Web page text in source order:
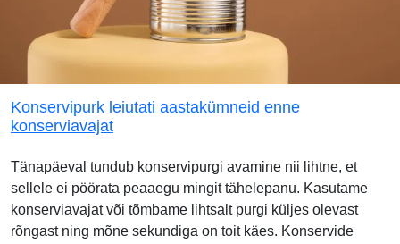
Konservipurk leiutati aastakümneid enne
konserviavajat
Tänapäeval tundub konservipurgi avamine nii lihtne, et
sellele ei pöörata peaaegu mingit tähelepanu. Kasutame
konserviavajat või tõmbame lihtsalt purgi küljes olevast
rõngast ning mõne sekundiga on toit käes. Konservide